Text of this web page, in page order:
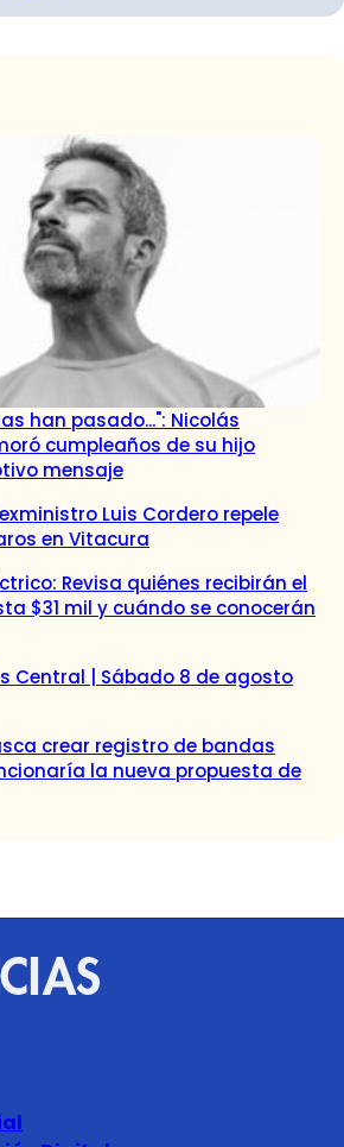
han pasado...": Nicolás
cumpleaños de su hijo
mensaje
Luis Cordero repele
en Vitacura
Revisa quiénes recibirán el
$31 mil y cuándo se conocerán
Central | Sábado 8 de agosto
crear registro de bandas
la nueva propuesta de